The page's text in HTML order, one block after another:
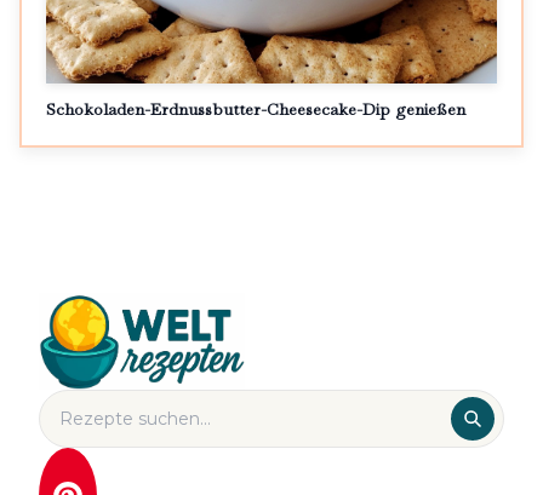
Schokoladen-Erdnussbutter-Cheesecake-Dip genießen